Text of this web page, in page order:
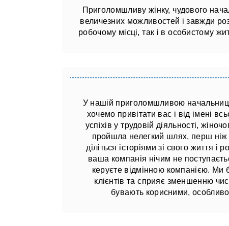
Приголомшливу жінку, чудового
величезних можливостей і завжди
робочому місці, так і в особистому
У нашій приголомшливою
хочемо привітати вас і від імені
успіхів у трудовій діяльності,
пройшла нелегкий шлях, перш ніж
діліться історіями зі свого життя
ваша компанія нічим не
керуєте відмінною компанією.
клієнтів та сприяє зменшенню
бувають корисними,